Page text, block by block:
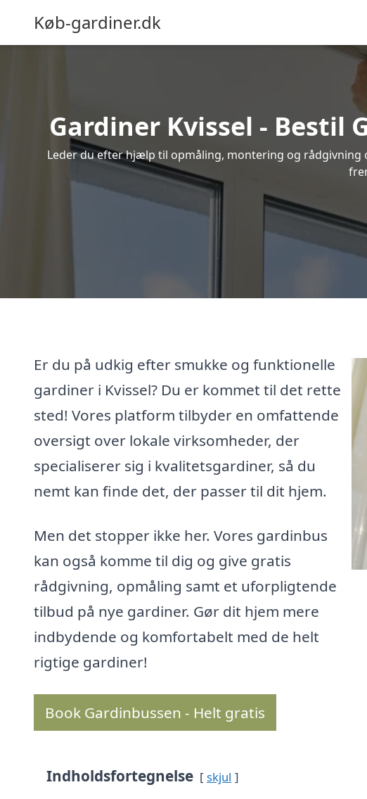
Køb-gardiner.dk
Gardiner Kvissel - Bestil
Leder du efter hjælp til opmåling, montering og rådgivning
Er du på udkig efter smukke og funktionelle
gardiner i Kvissel? Du er kommet til det rette
sted! Vores platform tilbyder en omfattende
oversigt over lokale virksomheder, der
specialiserer sig i kvalitetsgardiner, så du
nemt kan finde det, der passer til dit hjem.
Men det stopper ikke her. Vores gardinbus
kan også komme til dig og give gratis
rådgivning, opmåling samt et uforpligtende
tilbud på nye gardiner. Gør dit hjem mere
indbydende og komfortabelt med de helt
rigtige gardiner!
Book Gardinbussen - Helt gratis
Indholdsfortegnelse skjul